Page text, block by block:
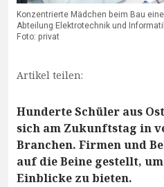
Konzentrierte Mädchen beim Bau
Abteilung Elektrotechnik und
Foto: privat
Artikel teilen:
Hunderte Schüler aus
sich am Zukunftstag in
Branchen. Firmen und
auf die Beine gestellt,
Einblicke zu bieten.